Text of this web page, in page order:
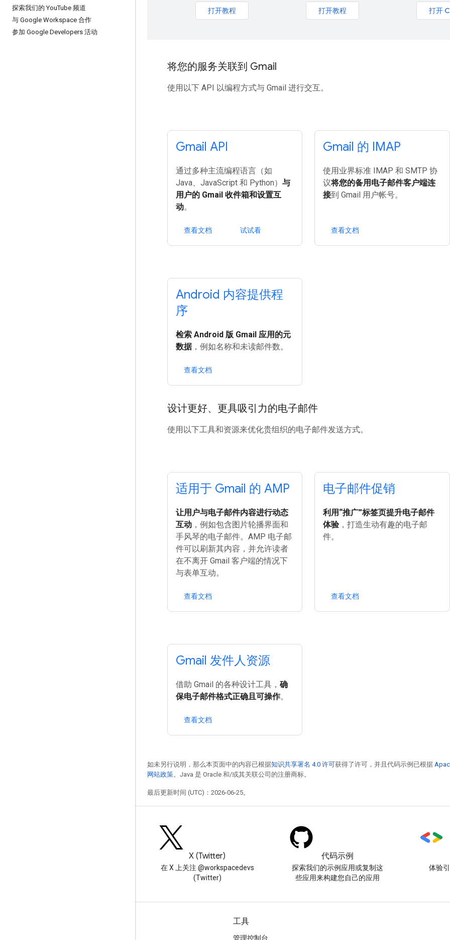
探索我们的 YouTube 频道
与 Google Workspace 合作
参加 Google Developers 活动
打开教程 打开教程
将您的服务关联到 Gmail
使用以下 API 以编程方式与 Gmail 进行交互。
Gmail API
通过多种主流编程语言（如
Java、JavaScript 和 Python） 与
用户的 Gmail 收件箱和设置互
动。
查看文档 试试看
Gmail 的 IMAP
使用业界标准 IMAP 和 SMTP 协
议将您的备用电子邮件客户端连
接到 Gmail 用户帐号。
查看文档
Android 内容提供程
序
检索 Android 版 Gmail 应用的元
数据，例如名称和未读邮件数。
查看文档
设计更好、更具吸引力的电子邮件
使用以下工具和资源来优化贵组织的电子邮件发送方式。
适用于 Gmail 的 AMP
让用户与电子邮件内容进行动态
互动 ，例如包含图片轮播界面和
手风琴的电子邮件。AMP 电子邮
件可以刷新其内容，并允许读者
在不离开 Gmail 客户端的情况下
与表单互动。
查看文档
电子邮件促销
利用“推广”标签页提升电子邮件
体验，打造生动有趣的电子邮
件。
查看文档
Gmail 发件人资源
借助 Gmail 的各种设计工具， 确
保电子邮件格式正确且可操作。
查看文档
如未另行说明，那么本页面中的内容已根据知识共享署名 4.0 许可获得了许可，并且代码示例已根据
网站政策。Java 是 Oracle 和/或其关联公司的注册商标。
最后更新时间 (UTC)：2026-06-25。
X (Twitter)
在 X 上关注 @workspacedevs
(Twitter)
代码示例
探索我们的示例应用或复制这
些应用来构建您自己的应用
体验
工具
管理控制台